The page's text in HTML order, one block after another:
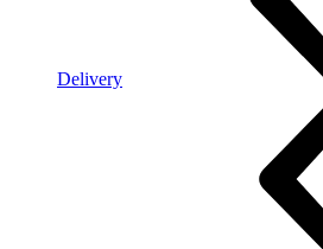
Delivery